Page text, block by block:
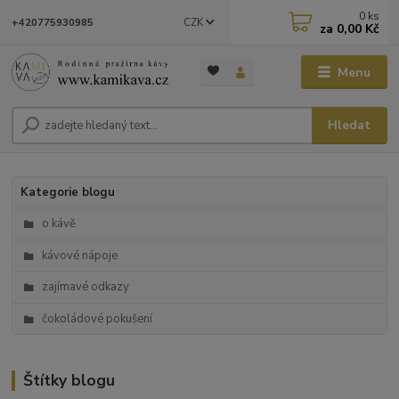
Menu
CZK
Hledat
+420775930985 0 ks
za 0,00 Kč
Kategorie blogu
o kávě
kávové nápoje
zajímavé odkazy
čokoládové pokušení
Štítky blogu